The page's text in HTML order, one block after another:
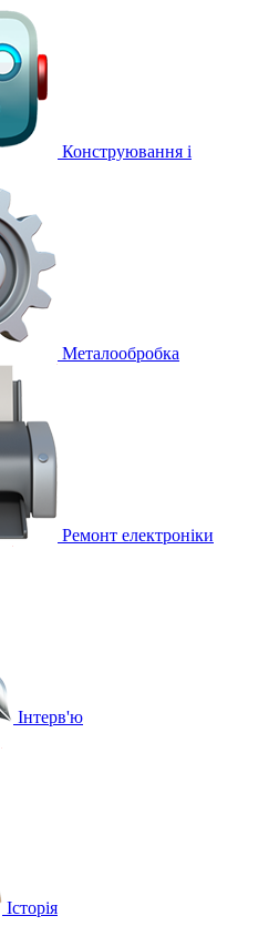
Конструювання і
Металообробка
Ремонт електроніки
Інтерв'ю
Історія